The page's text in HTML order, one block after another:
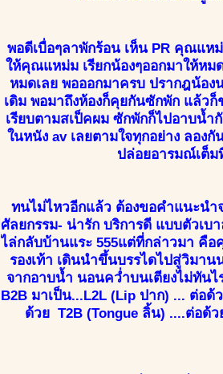
พอดีเบื่อๆลาพักร้อน เห็น PR คุณแห
ให้คุณแหม่ม เรียกน้องๆออกมาให้หม
หมดเลย พอออกมาครบ ปรากฎน้อง
เดิม พอมาถึงห้องก็คุยกันซักพัก แล้ว
เรียบตามสเป็คผม ซักพักก็ไปอาบน้ำ
ในหนัง av เลยตามใจทุกอย่าง ลอ
ปล่อยอารมณ์เต็ม
ทนไม่ไหวอีกแล้ว ต้องขอคำแนะน
ศัลยกรรม- น่ารัก บริการดี แบบตัวเบ
ไล่กลับบ้านแระ 555แต่ที่กล่าวมา คื
รองเท้า เดินนำขึ้นบรรไดไปสู่วิมา
จากอาบน้ำ นอนคว่ำบนเตียงไม่ทันไ
B2B มาเป็น...L2L (Lip ปาก) ... ต่อ
ด้วย T2B (Tongue ลิ้น) ....ต่อด้